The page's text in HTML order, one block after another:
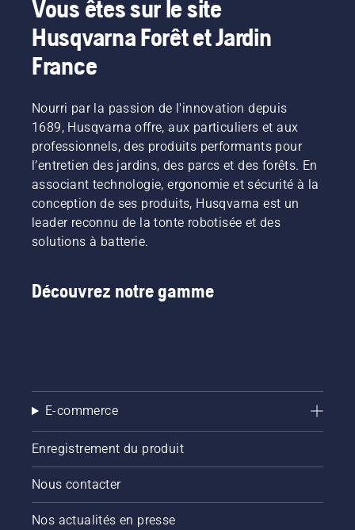
produit
pour les
machines
portatives
batterie
chez
Husqvarna.
régime,
tout en
conservant
le couple
pour
l'utilisateur
de
préserver
la durée
de vie de
la
batterie
lors de la
fine. Il
vous
coupe-
bordures
batterie
et
désactiver
le mode
clients
de
partager
batterie
en les
louant
via des
cabanes
à outils
numériques
appelées
« Tools
nombreux
pays.
lors de
l'utilisation,
ce qui
travailler
plus
longtemps
produits
alimentés
par
est
considérablement
réduit.
Vous êtes sur le site
Husqvarna Forêt et Jardin
France
Nourri par la passion de l'innovation depuis
1689, Husqvarna offre, aux particuliers et aux
professionnels, des produits performants pour
l’entretien des jardins, des parcs et des forêts. En
associant technologie, ergonomie et sécurité à la
conception de ses produits, Husqvarna est un
leader reconnu de la tonte robotisée et des
solutions à batterie.
Découvrez notre gamme
E-commerce
Enregistrement du produit
Nous contacter
Nos actualités en presse